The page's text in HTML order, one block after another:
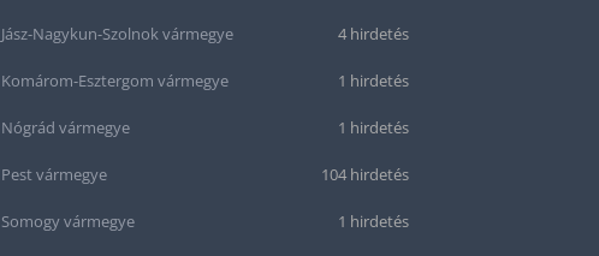
Jász-Nagykun-Szolnok vármegye 4 hirdetés
Komárom-Esztergom vármegye 1 hirdetés
Nógrád vármegye 1 hirdetés
Pest vármegye 104 hirdetés
Somogy vármegye 1 hirdetés